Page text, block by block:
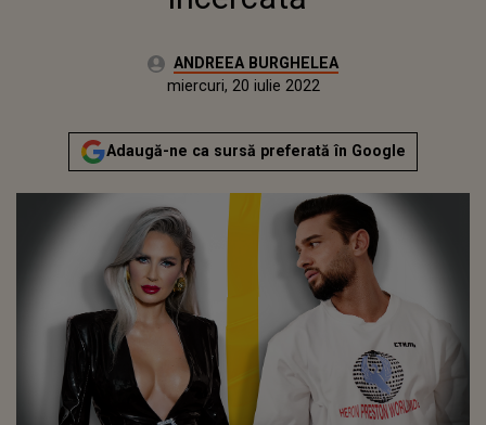
Autor:ANDREEA BURGHELEA
miercuri, 3 martie 2021Actualizat:
miercuri, 20 iulie 2022
Adaugă-ne ca sursă preferată în Google